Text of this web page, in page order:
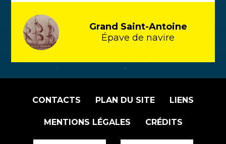
Grand Saint-Antoine
Épave de navire
CONTACTS PLAN DU SITE LIENS
MENTIONS LÉGALES CRÉDITS